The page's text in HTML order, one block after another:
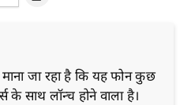
जा रहा है कि यह फोन कुछ
साथ लॉन्च होने वाला है।